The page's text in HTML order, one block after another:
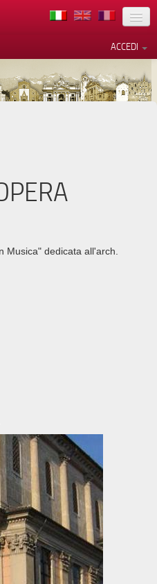
ACCEDI
Musica" dedicata all'arch.
relative alla